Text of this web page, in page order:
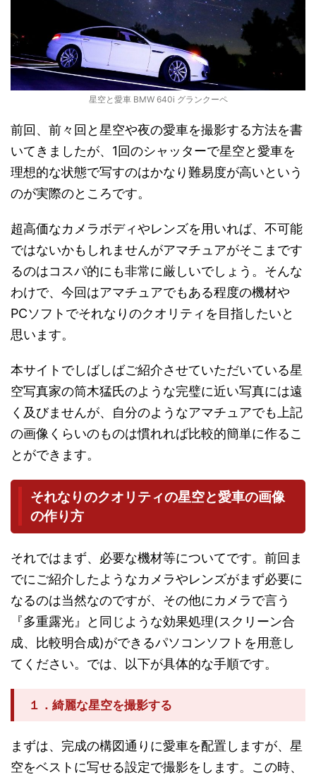
星空と愛車 BMW 640i グランクーペ
前回、前々回と星空や夜の愛車を撮影する方法を書
いてきましたが、1回のシャッターで星空と愛車を
理想的な状態で写すのはかなり難易度が高いという
のが実際のところです。
超高価なカメラボディやレンズを用いれば、不可能
ではないかもしれませんがアマチュアがそこまです
るのはコスパ的にも非常に厳しいでしょう。そんな
わけで、今回はアマチュアでもある程度の機材や
PCソフトでそれなりのクオリティを目指したいと
思います。
本サイトでしばしばご紹介させていただいている星
空写真家の筒木猛氏のような完璧に近い写真には遠
く及びませんが、自分のようなアマチュアでも上記
の画像くらいのものは慣れれば比較的簡単に作るこ
とができます。
それなりのクオリティの星空と愛車の画像
の作り方
それではまず、必要な機材等についてです。前回ま
でにご紹介したようなカメラやレンズがまず必要に
なるのは当然なのですが、その他にカメラで言う
『多重露光』と同じような効果処理(スクリーン合
成、比較明合成)ができるパソコンソフトを用意し
てください。では、以下が具体的な手順です。
１．綺麗な星空を撮影する
まずは、完成の構図通りに愛車を配置しますが、星
空をベストに写せる設定で撮影をします。この時、